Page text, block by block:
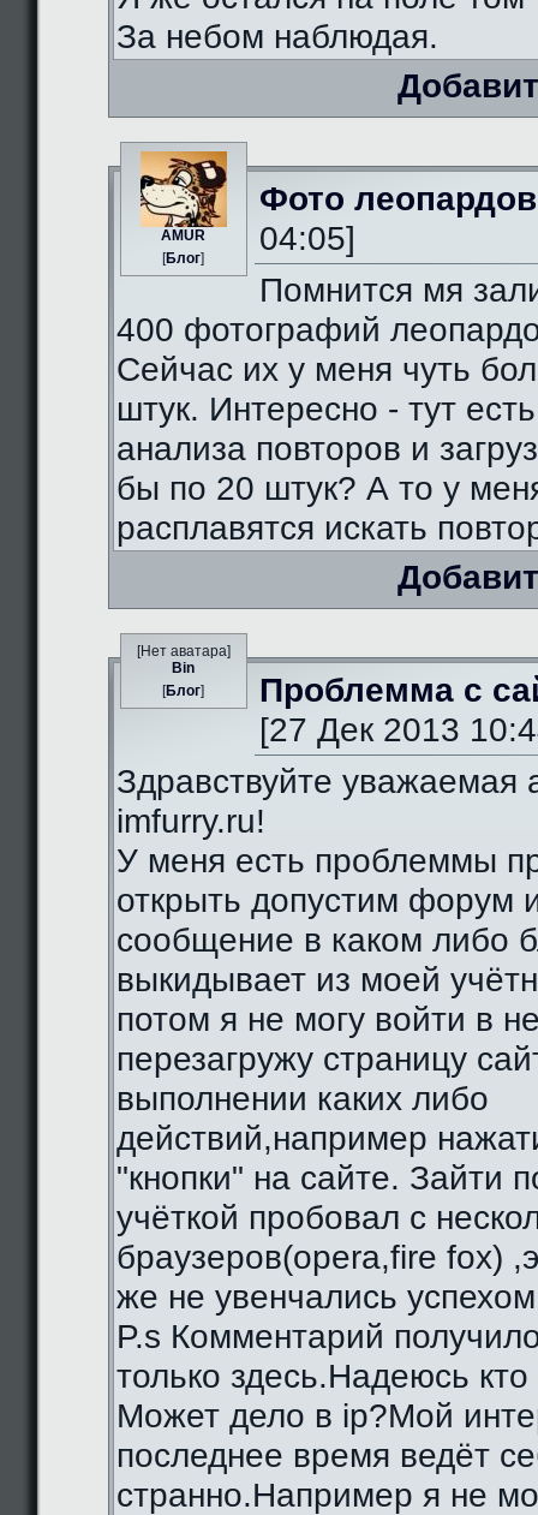
За небом наблюдая.
AMUR
[Блог]
Фото леопардов
04:05]
Помнится мя
400 фотографий
Сейчас их у меня чуть
штук. Интересно - тут
анализа повторов и
бы по 20 штук? А то у
расплавятся искать
[Нет аватара]
Bin
[Блог]
Проблемма с
[27 Дек 2013
Здравствуйте уважаемая
imfurry.ru!
У меня есть проблеммы
открыть допустим форум
сообщение в каком либо
выкидывает из моей
потом я не могу войти в
перезагружу страницу
выполнении каких либо
действий,например
"кнопки" на сайте. Зайти
учёткой пробовал с
браузеров(opera,fire fox)
же не увенчались
P.s Комментарий
только здесь.Надеюсь
Может дело в ip?Мой
последнее время ведёт
странно.Например я не